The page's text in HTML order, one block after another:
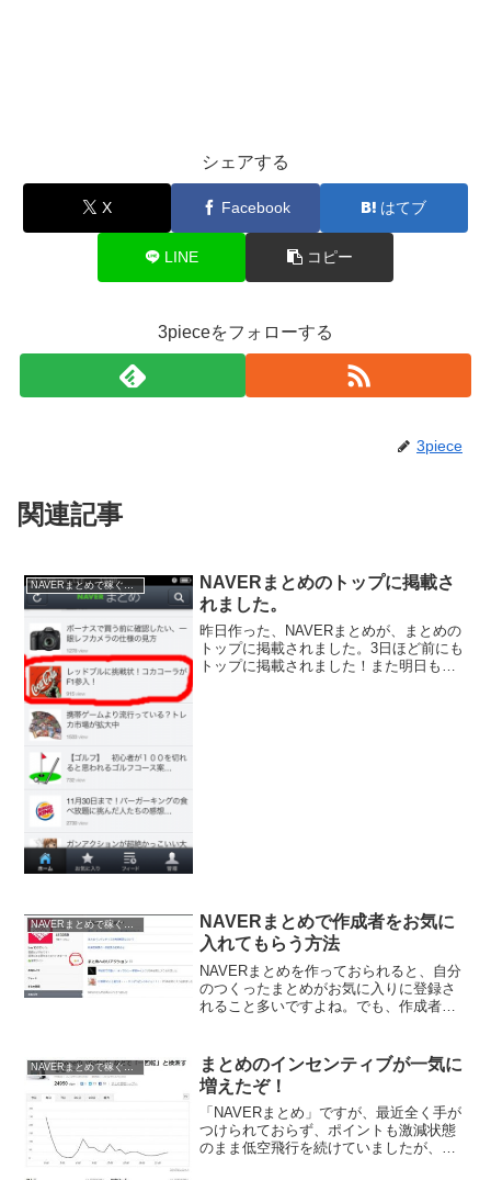
シェアする
X Facebook はてブ
LINE コピー
3pieceをフォローする
3piece
関連記事
NAVERまとめで稼ぐ方法
NAVERまとめのトップに掲載さ
れました。
昨日作った、NAVERまとめが、まとめの
トップに掲載されました。3日ほど前にも
トップに掲載されました！また明日も掲
NAVERまとめで稼ぐ方法
NAVERまとめで作成者をお気に
入れてもらう方法
NAVERまとめを作っておられると、自分
のつくったまとめがお気に入りに登録さ
れること多いですよね。でも、作成者自
NAVERまとめでポイントが激減したまま
なので、試行錯誤を...
NAVERまとめで稼ぐ方法
まとめのインセンティブが一気に
増えたぞ！
「NAVERまとめ」ですが、最近全く手が
つけられておらず、ポイントも激減状態
のまま低空飛行を続けていましたが、さ